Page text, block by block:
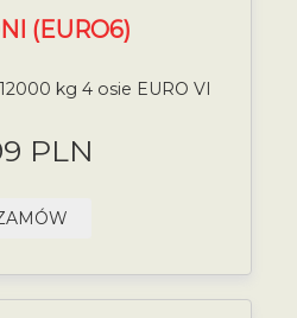
(EURO6)
kg 4 osie EURO VI
PLN